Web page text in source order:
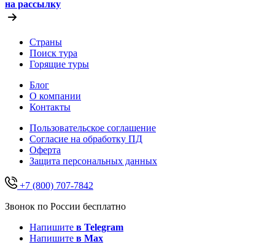
на рассылку
Страны
Поиск тура
Горящие туры
Блог
О компании
Контакты
Пользовательское соглашение
Согласие на обработку ПД
Оферта
Защитa персональных данных
+7 (800) 707-7842
Звонок по России бесплатно
Напишите в Telegram
Напишите в Max